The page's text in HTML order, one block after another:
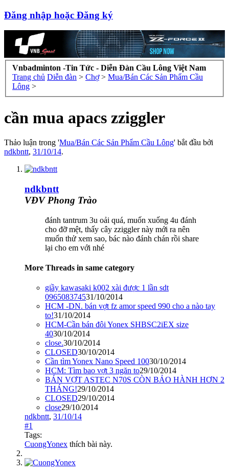
Đăng nhập hoặc Đăng ký
Vnbadminton -Tin Tức - Diễn Đàn Cầu Lông Việt Nam
Trang chủ Diễn đàn > Chợ > Mua/Bán Các Sản Phẩm Cầu
Lông >
cần mua apacs zziggler
Thảo luận trong 'Mua/Bán Các Sản Phẩm Cầu Lông' bắt đầu bởi
ndkbntt, 31/10/14.
ndkbntt
VĐV Phong Trào
đánh tantrum 3u oải quá, muốn xuống 4u đánh
cho đỡ mệt, thấy cây zziggler này mới ra nên
muốn thử xem sao, bác nào đánh chán rồi share
lại cho em với nhé
More Threads in same category
giầy kawasaki k002 xài được 1 lần sdt
096508374531/10/2014
HCM -DN. bán vợt fz amor speed 990 cho a nào tay
to!31/10/2014
HCM-Cần bán đôi Yonex SHBSC2iEX size
4030/10/2014
close.30/10/2014
CLOSED30/10/2014
Cần tìm Yonex Nano Speed 10030/10/2014
HCM: Tìm bao vợt 3 ngăn to29/10/2014
BÁN VỢT ASTEC N70S CÒN BẢO HÀNH HƠN 2
THÁNG!29/10/2014
CLOSED29/10/2014
close29/10/2014
ndkbntt, 31/10/14
#1
Tags:
CuongYonex thích bài này.